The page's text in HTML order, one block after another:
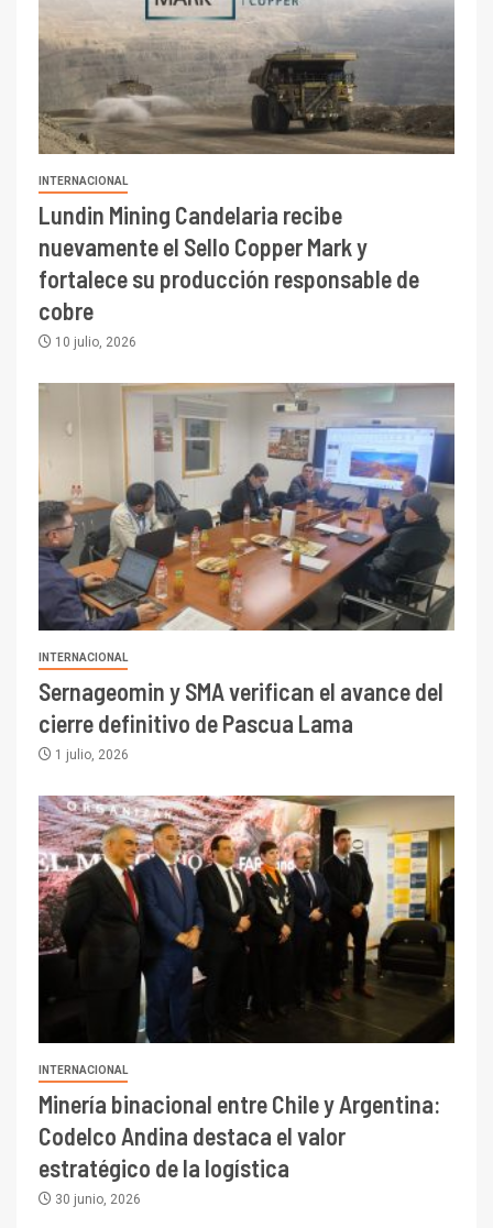
INTERNACIONAL
Lundin Mining Candelaria recibe
nuevamente el Sello Copper Mark y
fortalece su producción responsable de
cobre
10 julio, 2026
INTERNACIONAL
Sernageomin y SMA verifican el avance del
cierre definitivo de Pascua Lama
1 julio, 2026
INTERNACIONAL
Minería binacional entre Chile y Argentina:
Codelco Andina destaca el valor
estratégico de la logística
30 junio, 2026